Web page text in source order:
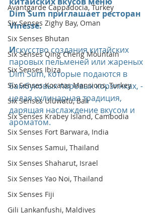
Avantgarde Cappadocia, Turkey
Six Senses Zighy Bay, Oman
Six Senses Bhutan
Six Senses Qing Cheng Mountain
Six Senses Ibiza
Six Senses Kocatas Mansions, Turkey
Six Senses Uluwatu, Bali
Six Senses Krabey Island, Cambodia
Six Senses Fort Barwara, India
Six Senses Samui, Thailand
Six Senses Shaharut, Israel
Six Senses Yao Noi, Thailand
Six Senses Fiji
Gili Lankanfushi, Maldives
Dim Sum приглашает ресторан
Vinesse.
Искусство создания китайских
паровых пельменей или жареных
Dim Sum, которые подаются в
бамбуковых паровых корзинках, -
целая кулинарная традиция,
дарящая наслаждение вкусом и
ароматом.